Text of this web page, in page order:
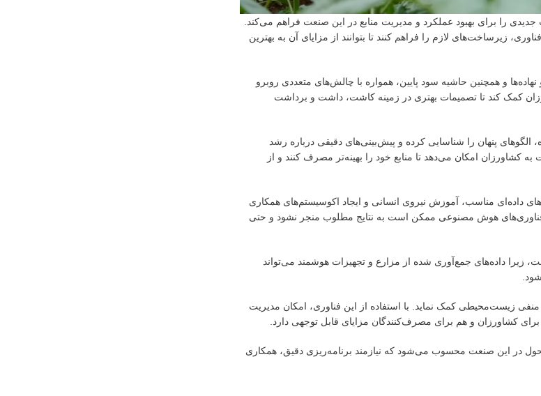
را برای بهبود عملکرد و مدیریت منابع در این صنعت فراهم می‌کند.
زیرساخت‌های لازم را فراهم کنند تا بتوانند از مزایای آن به بهترین
و همچنین حاشیه سود پایین، همواره با چالش‌های متعددی روبرو
کمک کند تا تصمیمات بهتری در زمینه کاشت، داشت و برداشت
الگوهای پنهان را شناسایی کرده و پیش‌بینی‌های دقیقی درباره رشد
کشاورزان امکان می‌دهد تا منابع خود را بهینه‌تر مصرف کنند و از
داده‌ای مناسب، آموزش نیروی انسانی و ایجاد اکوسیستم‌های همکاری
هوش مصنوعی ممکن است به نتایج مطلوب منجر نشود و حتی
زیرا داده‌های جمع‌آوری شده از مزارع و تجهیزات هوشمند می‌تواند
زیست‌محیطی کمک نماید. با استفاده از این فناوری، امکان مدیریت
کشاورزان و هم برای مصرف‌کنندگان مزایای قابل توجهی دارد.
در این صنعت محسوب می‌شود که نیازمند برنامه‌ریزی دقیق، همکاری